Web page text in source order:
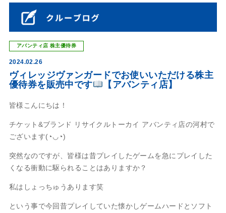
アバンティ店 株主優待券
2024.02.26
ヴィレッジヴァンガードでお使いいただける株主
優待券を販売中です
【アバンティ店】
皆様こんにちは！
チケット&ブランド リサイクルトーカイ アバンティ店の河村で
ございます(◔◡◔)
突然なのですが、皆様は昔プレイしたゲームを急にプレイした
くなる衝動に駆られることはありますか？
私はしょっちゅうあります笑
という事で今回昔プレイしていた懐かしゲームハードとソフト